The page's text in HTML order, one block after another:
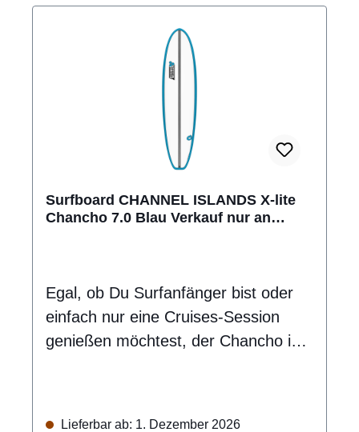
Surfboard CHANNEL ISLANDS X-lite
Chancho 7.0 Blau Verkauf nur an
Egal, ob Du Surfanfänger bist oder
einfach nur eine Cruises-Session
genießen möchtest, der Chancho ist
Lieferbar ab: 1. Dezember 2026